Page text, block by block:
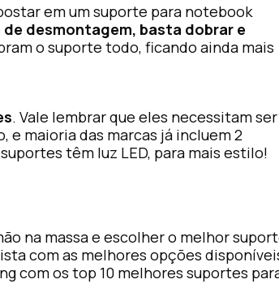
em um suporte para notebook
desmontagem, basta dobrar e
o suporte todo, ficando ainda mais
. Vale lembrar que eles necessitam ser
e maioria das marcas já incluem 2
têm luz LED, para mais estilo!
na massa e escolher o melhor
com as melhores opções
com os top 10 melhores suportes